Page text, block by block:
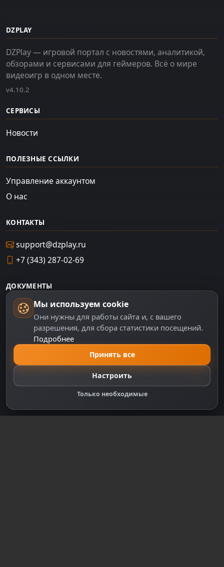
DZPLAY
DZPlay — игровой портал с новостями, аналитикой,
обзорами и сервисами для геймеров. Всё о мире
видеоигр в одном месте.
v4.10.2
СЕРВИСЫ
Новости
ПОЛЕЗНЫЕ ССЫЛКИ
Управление аккаунтом
О нас
КОНТАКТЫ
support@dzplay.ru
+7 (343) 287-02-69
ДОКУМЕНТЫ
Пользовательское соглашение
Политика персональных данных
Правила оплаты
Настройки cookie
Правообладателям
Правила сообщества
Мы используем cookie
Они нужны для работы сайта и, с вашего
разрешения, для сбора статистики посещений.
Подробнее
Принять все
Настроить
Только необходимые